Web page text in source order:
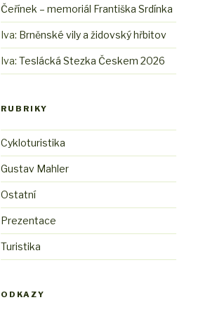
Čeřínek – memoriál Františka Srdínka
Iva: Brněnské vily a židovský hřbitov
Iva:Teslácká Stezka Českem 2026
RUBRIKY
Cykloturistika
Gustav Mahler
Ostatní
Prezentace
Turistika
ODKAZY